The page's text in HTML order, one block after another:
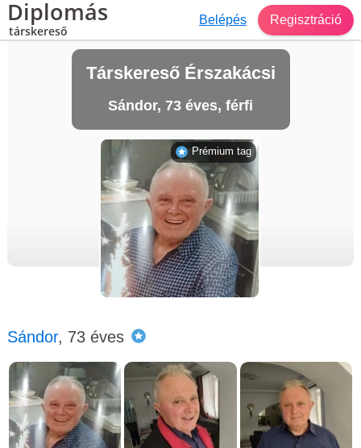
Diplomás
társkereső
Belépés Regisztráció
Társkereső Érszakácsi
Sándor, 73 éves, férfi
Sándor, 73 éves
Prémium tag